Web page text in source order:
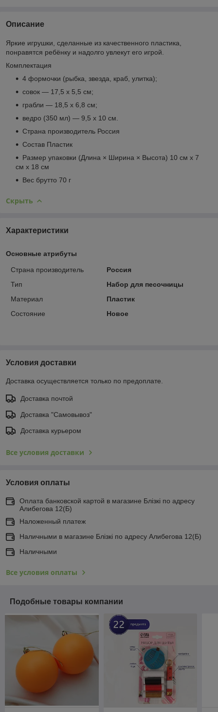
Описание
Яркие игрушки, сделанные из качественного пластика,
понравятся ребёнку и надолго увлекут его игрой.
Комплектация
4 формочки (рыбка, звезда, краб, улитка);
совок — 17,5 х 5,5 см;
грабли — 18,5 х 6,8 см;
ведро (350 мл) — 9,5 х 10 см.
Страна производитель Россия
Состав Пластик
Размер упаковки (Длина × Ширина × Высота) 10 см х 7
см х 18 см
Вес брутто 70 г
Скрыть
Характеристики
Основные атрибуты
Страна производитель
Россия
Тип
Набор для песочницы
Материал
Пластик
Состояние
Новое
Условия доставки
Доставка осуществляется только по предоплате.
Доставка почтой
Доставка "Самовывоз"
Доставка курьером
Все условия доставки
Условия оплаты
Оплата банковской картой в магазине Блiзкi по адресу
Алибегова 12(Б)
Наложенный платеж
Наличными в магазине Блiзкi по адресу Алибегова 12(Б)
Наличными
Все условия оплаты
Подобные товары компании